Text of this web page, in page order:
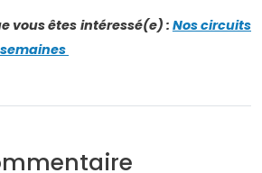
vous êtes intéressé(e) : Nos circuits